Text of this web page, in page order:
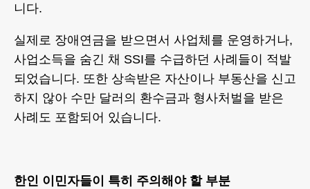
니다.
실제로 장애연금을 받으면서 사업체를 운영하거나,
사업소득을 숨긴 채 SSI를 수급하던 사례들이 적발
되었습니다. 또한 상속받은 자산이나 부동산을 신고
하지 않아 수만 달러의 환수금과 형사처벌을 받은
사례도 포함되어 있습니다.
한인 이민자들이 특히 주의해야 할 부분